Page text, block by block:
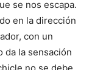
se nos escapa.
en la dirección
con un
da la sensación